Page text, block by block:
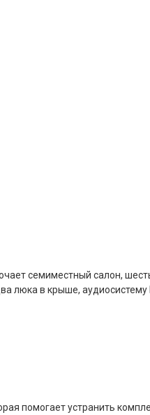
семиместный салон,
люка в крыше,
помогает устранить